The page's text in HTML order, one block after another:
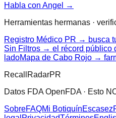
Habla con Angel →
Herramientas hermanas ·
Registro Médico PR → busca
Sin Filtros → el récord público
ladoMapa de Cabo Rojo →
RecallRadarPR
Datos FDA OpenFDA · Esto
SobreFAQMi BotiquínEscasez